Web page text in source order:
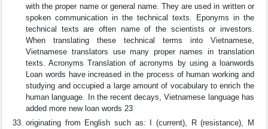
with the proper name or general name. They are used in written or
spoken communication in the technical texts. Eponyms in the
technical texts are often name of the scientists or investors.
When translating these technical terms into Vietnamese,
Vietnamese translators use many proper names in translation
texts. Acronyms Translation of acronyms by using a loanwords
Loan words have increased in the process of human working and
studying and occupied a large amount of vocabulary to enrich the
human language. In the recent decays, Vietnamese language has
added more new loan words 23
originating from English such as: I (current), R (resistance), M